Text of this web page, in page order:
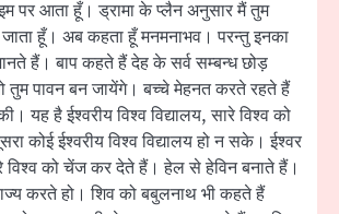
पर आता हूँ। ड्रामा के प्लैन अनुसार मैं तुम
जाता हूँ। अब कहता हूँ मनमनाभव। परन्तु इनका
हैं। बाप कहते हैं देह के सर्व सम्बन्ध छोड़
तुम पावन बन जायेंगे। बच्चे मेहनत करते रहते हैं
यह है ईश्वरीय विश्व विद्यालय, सारे विश्व को
कोई ईश्वरीय विश्व विद्यालय हो न सके। ईश्वर
को चेंज कर देते हैं। हेल से हेविन बनाते हैं।
करते हो। शिव को बबुलनाथ भी कहते हैं